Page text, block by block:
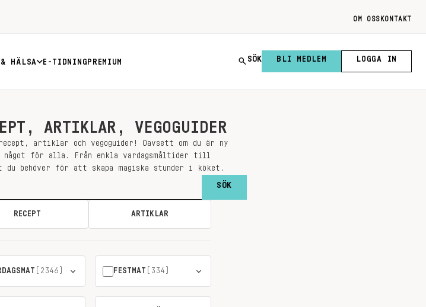
OM OSS KONTAKT
HÄLSA E-TIDNING PREMIUM SÖK BLI MEDLEM LOGGA IN
ARTIKLAR, VEGOGUIDER
artiklar och vegoguider! Oavsett om du är ny
för alla. Från enkla vardagsmåltider till
behöver för att skapa magiska stunder i köket.
RECEPT ARTIKLAR
(2346) FESTMAT (334)